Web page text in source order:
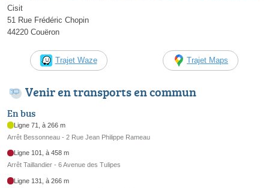
Cisit
51 Rue Frédéric Chopin
44220 Couëron
Trajet Waze Trajet Maps
Venir en transports en commun
En bus
Ligne 71, à 266 m
Arrêt Bessonneau - 2 Rue Jean Philippe Rameau
Ligne 101, à 458 m
Arrêt Taillandier - 6 Avenue des Tulipes
Ligne 131, à 266 m